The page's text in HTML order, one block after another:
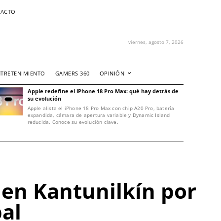
viernes, agosto 7, 2026
GAMERS 360 OPINIÓN
Apple redefine el iPhone 18 Pro Max: qué hay detrás de
su evolución
Apple alista el iPhone 18 Pro Max con chip A20 Pro, batería
expandida, cámara de apertura variable y Dynamic Island
reducida. Conoce su evolución clave.
Kantunilkín por